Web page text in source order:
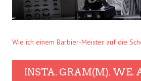
Wie ich einem Barbier-Meister auf die
INSTA. GRAM(M). WE.